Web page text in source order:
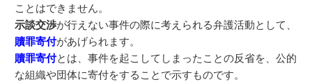
ことはできません。
示談交渉が行えない事件の際に考えられる弁護活動として、
贖罪寄付があげられます。
贖罪寄付とは、事件を起こしてしまったことの反省を、公的
な組織や団体に寄付をすることで示すものです。